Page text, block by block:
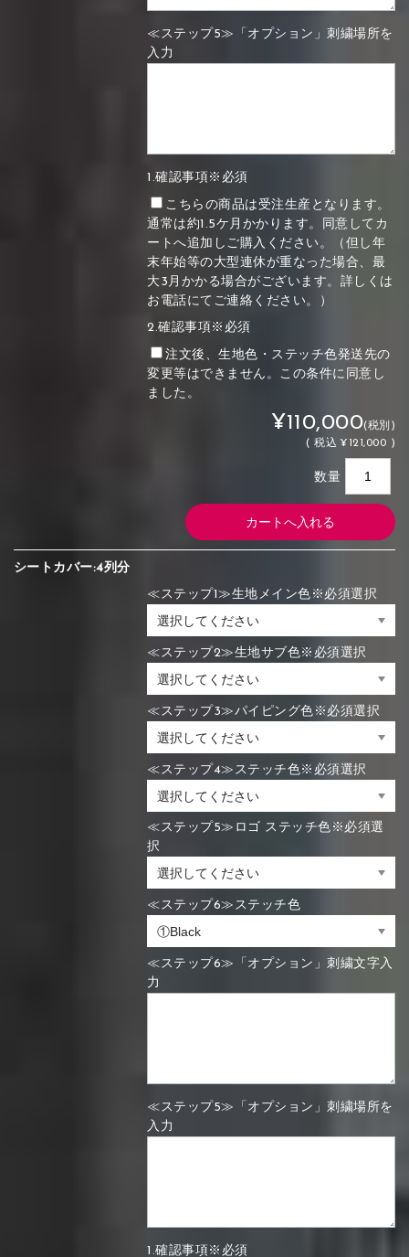
≪ステップ5≫「オプション」刺繍場所を
入力
1.確認事項※必須
こちらの商品は受注生産となります。
通常は約1.5ケ月かかります。同意してカ
ートへ追加しご購入ください。（但し年
末年始等の大型連休が重なった場合、最
大3月かかる場合がございます。詳しくは
お電話にてご連絡ください。）
2.確認事項※必須
注文後、生地色・ステッチ色発送先の
変更等はできません。この条件に同意し
ました。
¥110,000(税別)
(税込 ¥121,000 )
数量
シートカバー:4列分
≪ステップ1≫生地メイン色※必須選択
≪ステップ2≫生地サブ色※必須選択
≪ステップ3≫パイピング色※必須選択
≪ステップ4≫ステッチ色※必須選択
≪ステップ5≫ロゴ ステッチ色※必須選
択
≪ステップ6≫ステッチ色
≪ステップ6≫「オプション」刺繍文字入
力
≪ステップ5≫「オプション」刺繍場所を
入力
1.確認事項※必須